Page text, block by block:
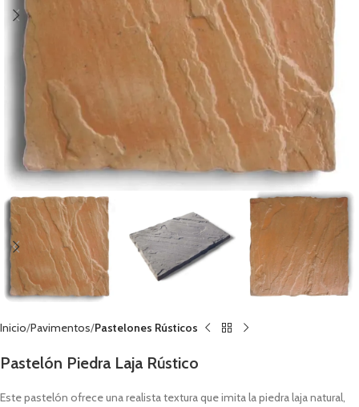
Inicio Pavimentos Pastelones Rústicos
Pastelón Piedra Laja Rústico
Este pastelón ofrece una realista textura que imita la piedra laja natural,